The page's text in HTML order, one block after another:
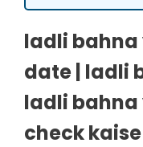
ladli
date | ladli
ladli bahna
checkkaise